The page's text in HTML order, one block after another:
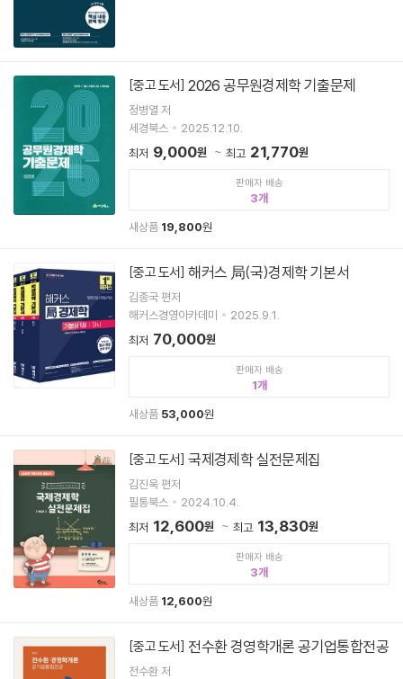
[중고 도서] 2026 공무원경제학 기출문제
정병열 저
세경북스
2025.12.10.
최저 9,000원 최고 21,770원
판매자 배송
3
새상품 19,800원
[중고 도서] 해커스 局(국)경제학 기본서
김종국 편저
해커스경영아카데미
2025.9.1.
최저 70,000원
판매자 배송
1
새상품 53,000원
[중고 도서] 국제경제학 실전문제집
김진욱 편저
필통북스
2024.10.4.
최저 12,600원 최고 13,830원
판매자 배송
3
새상품 12,600원
[중고 도서] 전수환 경영학개론 공기업통합전공
전수환 저